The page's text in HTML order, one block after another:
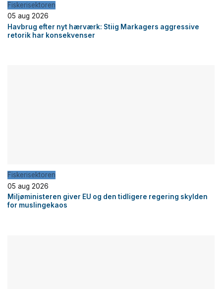
Fiskerisektoren
05 aug 2026
Havbrug efter nyt hærværk: Stiig Markagers aggressive
retorik har konsekvenser
Fiskerisektoren
05 aug 2026
Miljøministeren giver EU og den tidligere regering skylden
for muslingekaos